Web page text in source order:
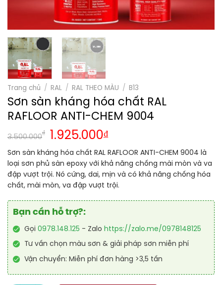
Trang chủ / RAL / RAL THEO MÀU / B13
Sơn sàn kháng hóa chất RAL
RAFLOOR ANTI-CHEM 9004
3.500.000
₫ 1.925.000₫
Sơn sàn kháng hóa chất RAL RAFLOOR ANTI-CHEM 9004 là
loại sơn phủ sàn epoxy với khả năng chống mài mòn và va
đập vượt trội. Nó cứng, dai, mịn và có khả năng chống hóa
chất, mài mòn, va đập vượt trội.
Bạn cần hỗ trợ?:
Gọi 0978.148.125 - Zalo https://zalo.me/0978148125
Tư vấn chọn màu sơn & giải pháp sơn miễn phí
Vận chuyển: Miễn phí đơn hàng >3,5 tấn